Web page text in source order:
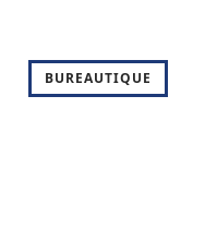
BUREAUTIQUE